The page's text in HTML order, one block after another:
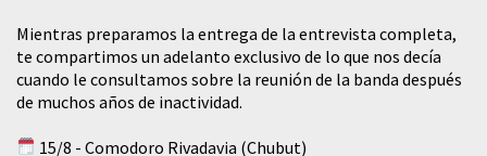
Mientras preparamos la entrega de la entrevista completa,
te compartimos un adelanto exclusivo de lo que nos decía
cuando le consultamos sobre la reunión de la banda después
de muchos años de inactividad.
15/8 - Comodoro Rivadavia (Chubut)